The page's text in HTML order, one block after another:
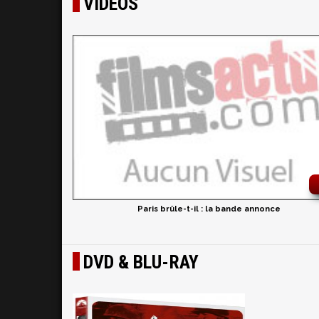
Paris brûle-t-il : la bande annonce
DVD & BLU-RAY